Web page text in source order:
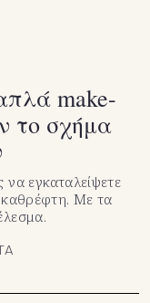
make-
το σχήμα
εγκαταλείψετε
καθρέφτη. Με τα